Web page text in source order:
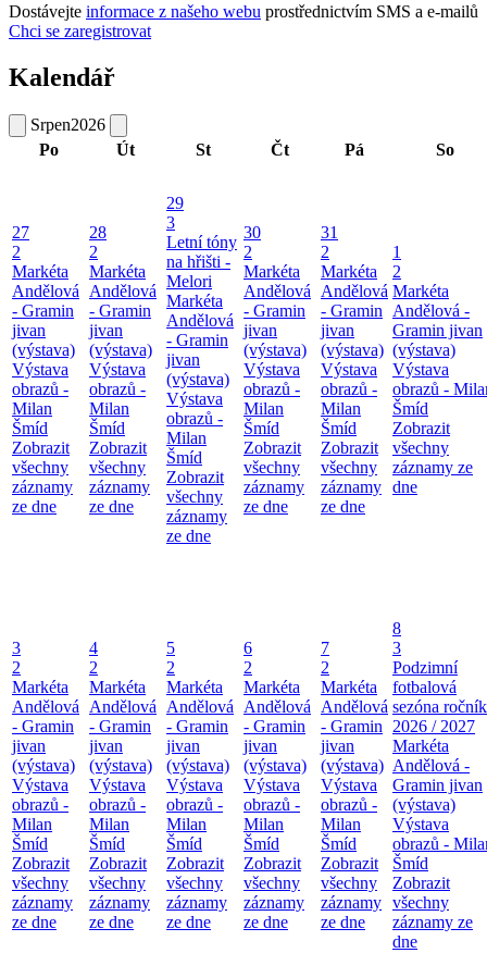
Dostávejte informace z našeho webu prostřednictvím SMS a e-mailů
Chci se zaregistrovat
Kalendář
Srpen2026
Po
Út St Čt Pá So
27
2
Markéta
Andělová
- Gramin
jivan
(výstava)
Výstava
obrazů -
Milan
Šmíd
Zobrazit
všechny
záznamy
ze dne
28
2
Markéta
Andělová
- Gramin
jivan
(výstava)
Výstava
obrazů -
Milan
Šmíd
Zobrazit
všechny
záznamy
ze dne
29
3
Letní tóny
na hřišti -
Melori
Markéta
Andělová
- Gramin
jivan
(výstava)
Výstava
obrazů -
Milan
Šmíd
Zobrazit
všechny
záznamy
ze dne
30
2
Markéta
Andělová
- Gramin
jivan
(výstava)
Výstava
obrazů -
Milan
Šmíd
Zobrazit
všechny
záznamy
ze dne
31
2
Markéta
Andělová
- Gramin
jivan
(výstava)
Výstava
obrazů -
Milan
Šmíd
Zobrazit
všechny
záznamy
ze dne
1
2
Markéta
Andělová -
Gramin jivan
(výstava)
Výstava
obrazů -
Šmíd
Zobrazit
všechny
záznamy ze
dne
3
2
Markéta
Andělová
- Gramin
jivan
(výstava)
Výstava
obrazů -
Milan
Šmíd
Zobrazit
všechny
záznamy
ze dne
4
2
Markéta
Andělová
- Gramin
jivan
(výstava)
Výstava
obrazů -
Milan
Šmíd
Zobrazit
všechny
záznamy
ze dne
5
2
Markéta
Andělová
- Gramin
jivan
(výstava)
Výstava
obrazů -
Milan
Šmíd
Zobrazit
všechny
záznamy
ze dne
6
2
Markéta
Andělová
- Gramin
jivan
(výstava)
Výstava
obrazů -
Milan
Šmíd
Zobrazit
všechny
záznamy
ze dne
7
2
Markéta
Andělová
- Gramin
jivan
(výstava)
Výstava
obrazů -
Milan
Šmíd
Zobrazit
všechny
záznamy
ze dne
8
3
Podzimní
fotbalová
sezóna
2026 / 2027
Markéta
Andělová -
Gramin jivan
(výstava)
Výstava
obrazů -
Šmíd
Zobrazit
všechny
záznamy ze
dne